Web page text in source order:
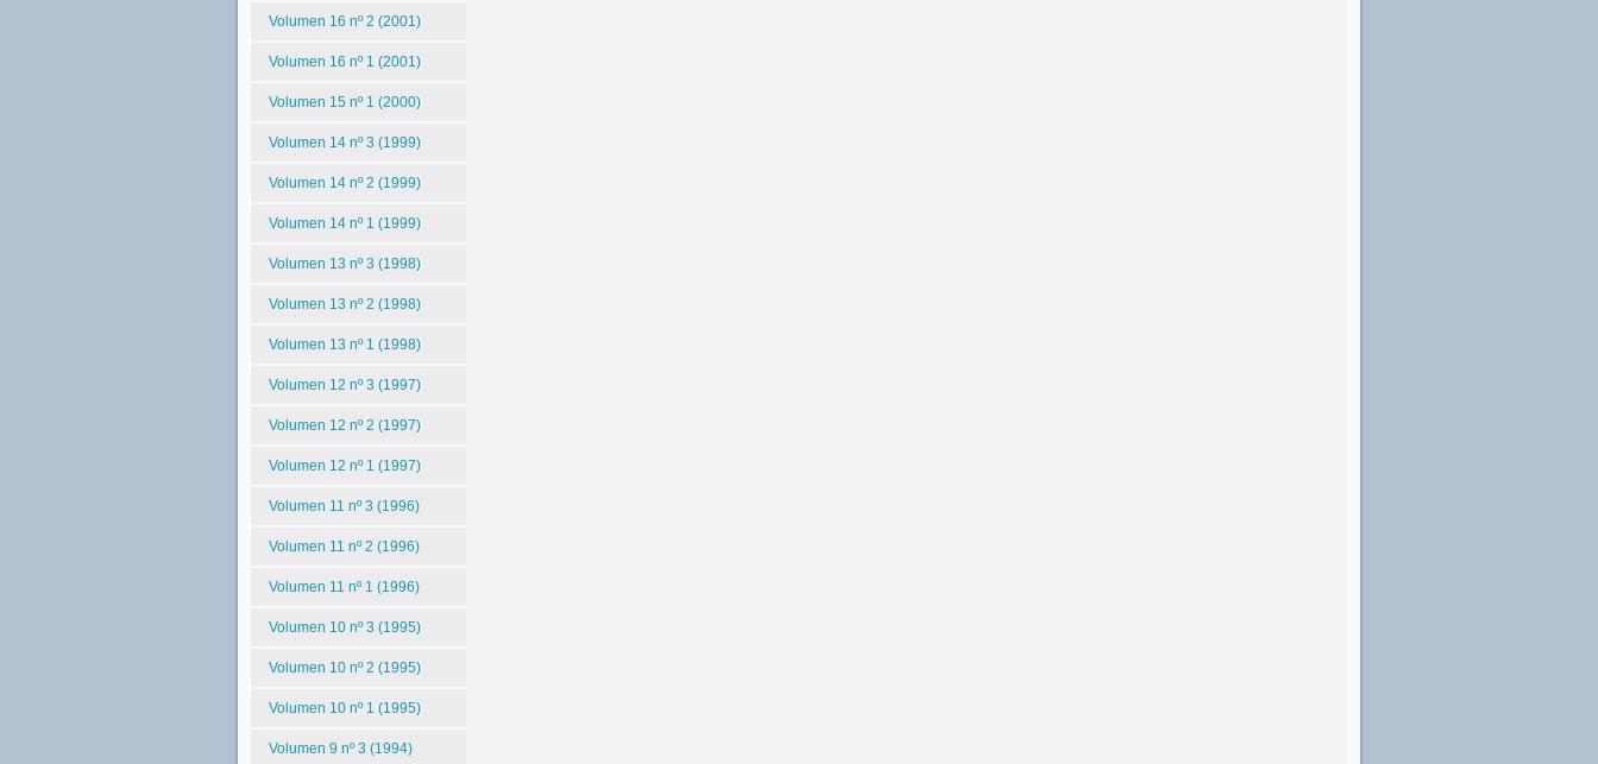
Volumen 16 nº 2 (2001)
Volumen 16 nº 1 (2001)
Volumen 15 nº 1 (2000)
Volumen 14 nº 3 (1999)
Volumen 14 nº 2 (1999)
Volumen 14 nº 1 (1999)
Volumen 13 nº 3 (1998)
Volumen 13 nº 2 (1998)
Volumen 13 nº 1 (1998)
Volumen 12 nº 3 (1997)
Volumen 12 nº 2 (1997)
Volumen 12 nº 1 (1997)
Volumen 11 nº 3 (1996)
Volumen 11 nº 2 (1996)
Volumen 11 nº 1 (1996)
Volumen 10 nº 3 (1995)
Volumen 10 nº 2 (1995)
Volumen 10 nº 1 (1995)
Volumen 9 nº 3 (1994)